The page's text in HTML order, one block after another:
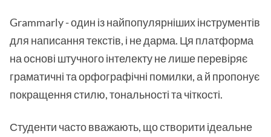
Grammarly - один із найпопулярніших інструментів
для написання текстів, і не дарма. Ця платформа
на основі штучного інтелекту не лише перевіряє
граматичні та орфографічні помилки, а й пропонує
покращення стилю, тональності та чіткості.
Студенти часто вважають, що створити ідеальне